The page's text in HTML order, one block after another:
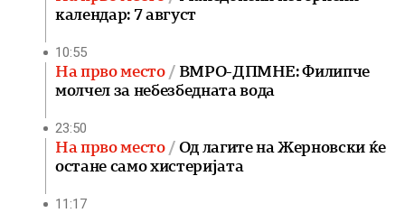
календар: 7 август
10:55
На прво место
ВМРО-ДПМНЕ: Филипче
молчел за небезбедната вода
23:50
На прво место
Од лагите на Жерновски ќе
остане само хистеријата
11:17